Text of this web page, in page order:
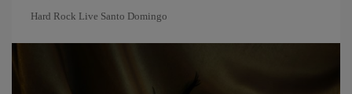
Hard Rock Live Santo Domingo